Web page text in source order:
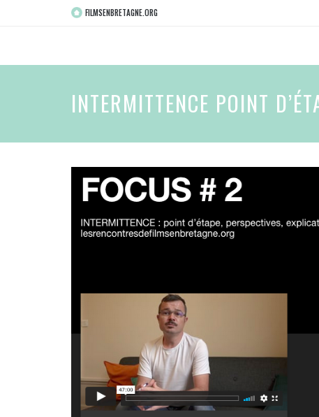
FILMSENBRETAGNE.ORG
INTERMITTENCE POINT